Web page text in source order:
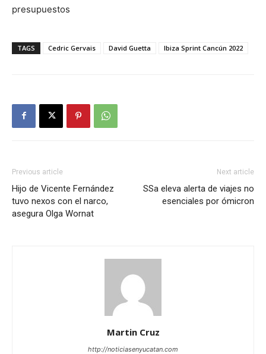
presupuestos
TAGS Cedric Gervais David Guetta Ibiza Sprint Cancún 2022
Previous article
Hijo de Vicente Fernández
tuvo nexos con el narco,
asegura Olga Wornat
Next article
SSa eleva alerta de viajes no
esenciales por ómicron
Martin Cruz
http://noticiasenyucatan.com